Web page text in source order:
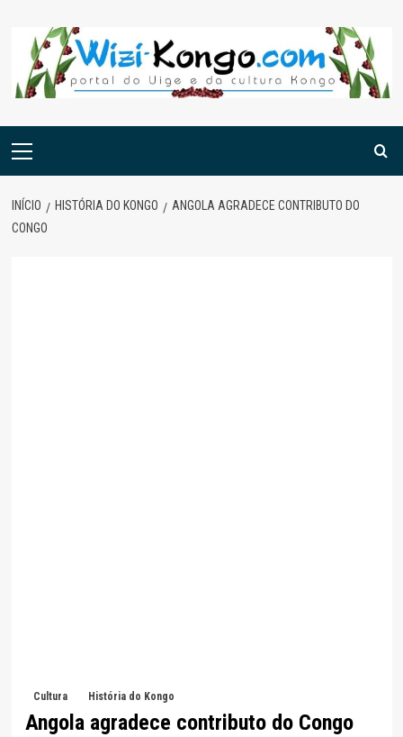
content
Menu
INÍCIO HISTÓRIA DO KONGO
ANGOLA AGRADECE CONTRIBUTO DO
CONGO
Cultura História do Kongo
Angola agradece contributo do Congo